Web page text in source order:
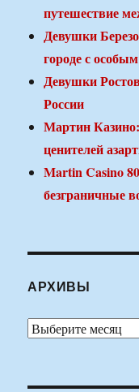
путешествие
Девушки
городе с
Девушки
России
Мартин
ценителей
Martin Casino
безграничные
АРХИВЫ
Архивы